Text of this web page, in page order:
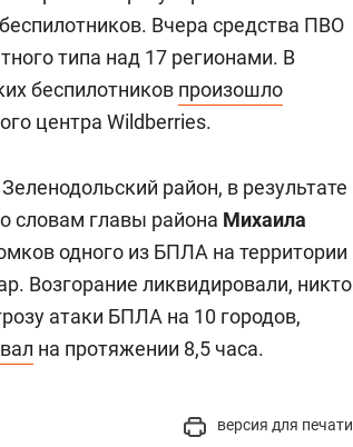
Вчера средства ПВО
типа над 17 регионами. В
беспилотников произошло
центра Wildberries.
Зеленодольский район, в результате
словам главы района Михаила
одного из БПЛА на территории
Возгорание ликвидировали, никто
атаки БПЛА на 10 городов,
на протяжении 8,5 часа.
версия для печати